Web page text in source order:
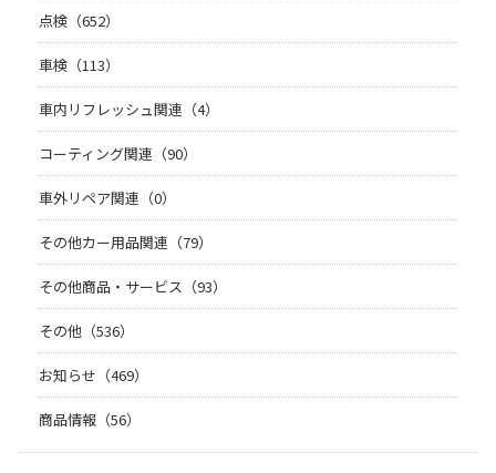
点検（652）
車検（113）
車内リフレッシュ関連（4）
コーティング関連（90）
車外リペア関連（0）
その他カー用品関連（79）
その他商品・サービス（93）
その他（536）
お知らせ（469）
商品情報（56）